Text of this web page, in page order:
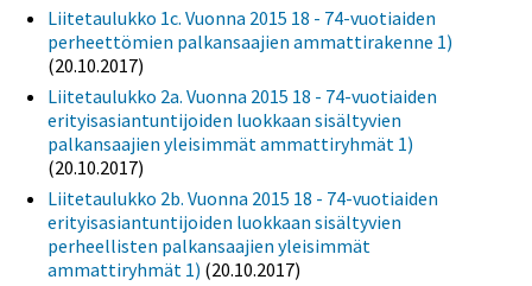
Liitetaulukko 1c. Vuonna 2015 18 - 74-vuotiaiden
perheettömien palkansaajien ammattirakenne 1)
(20.10.2017)
Liitetaulukko 2a. Vuonna 2015 18 - 74-vuotiaiden
erityisasiantuntijoiden luokkaan sisältyvien
palkansaajien yleisimmät ammattiryhmät 1)
(20.10.2017)
Liitetaulukko 2b. Vuonna 2015 18 - 74-vuotiaiden
erityisasiantuntijoiden luokkaan sisältyvien
perheellisten palkansaajien yleisimmät
ammattiryhmät 1) (20.10.2017)